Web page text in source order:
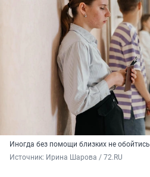
Иногда без помощи близких не обойтись
Источник: Ирина Шарова / 72.RU